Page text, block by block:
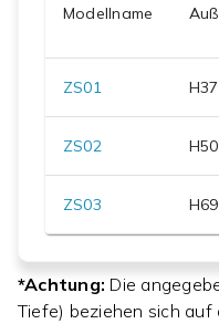
Modellname
ZS01 H
ZS02 H
ZS03 H
*Achtung: Die
Tiefe) beziehen sich auf